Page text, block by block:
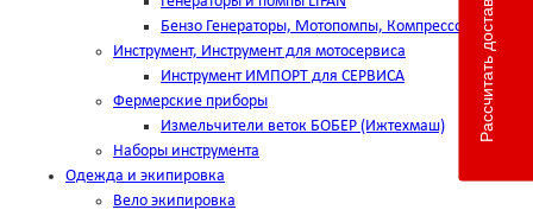
Бензо Генераторы, Мотопомпы, Компрессоры
Инструмент, Инструмент для мотосервиса
Инструмент ИМПОРТ для СЕРВИСА
Фермерские приборы
Измельчители веток БОБЕР (Ижтехмаш)
Наборы инструмента
Одежда и экипировка
Вело экипировка
Рассчитать доставку